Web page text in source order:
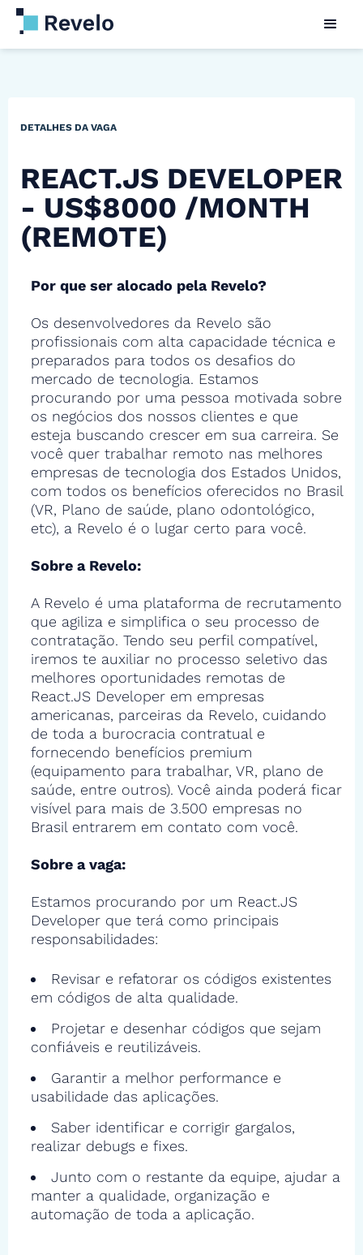
DETALHES DA VAGA
REACT.JS DEVELOPER
- US$8000 /MONTH
(REMOTE)
Por que ser alocado pela Revelo?
Os desenvolvedores da Revelo são
profissionais com alta capacidade técnica e
preparados para todos os desafios do
mercado de tecnologia. Estamos
procurando por uma pessoa motivada sobre
os negócios dos nossos clientes e que
esteja buscando crescer em sua carreira. Se
você quer trabalhar remoto nas melhores
empresas de tecnologia dos Estados Unidos,
com todos os benefícios oferecidos no Brasil
(VR, Plano de saúde, plano odontológico,
etc), a Revelo é o lugar certo para você.
Sobre a Revelo:
A Revelo é uma plataforma de recrutamento
que agiliza e simplifica o seu processo de
contratação. Tendo seu perfil compatível,
iremos te auxiliar no processo seletivo das
melhores oportunidades remotas de
React.JS Developer em empresas
americanas, parceiras da Revelo, cuidando
de toda a burocracia contratual e
fornecendo benefícios premium
(equipamento para trabalhar, VR, plano de
saúde, entre outros). Você ainda poderá ficar
visível para mais de 3.500 empresas no
Brasil entrarem em contato com você.
Sobre a vaga:
Estamos procurando por um React.JS
Developer que terá como principais
responsabilidades:
Revisar e refatorar os códigos existentes
em códigos de alta qualidade.
Projetar e desenhar códigos que sejam
confiáveis e reutilizáveis.
Garantir a melhor performance e
usabilidade das aplicações.
Saber identificar e corrigir gargalos,
realizar debugs e fixes.
Junto com o restante da equipe, ajudar a
manter a qualidade, organização e
automação de toda a aplicação.